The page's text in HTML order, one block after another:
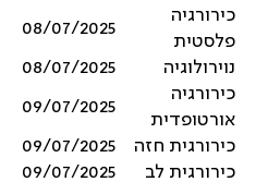
כירורגיה
פלסטית
08/07/2025
נוירולוגיה
08/07/2025
כירורגיה
אורטופדית
09/07/2025
כירורגית חזה
09/07/2025
כירורגית לב
09/07/2025